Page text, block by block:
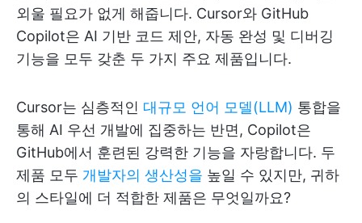
외울 필요가 없게 해줍니다. Cursor와 GitHub
Copilot은 AI 기반 코드 제안, 자동 완성 및 디버깅
기능을 모두 갖춘 두 가지 주요 제품입니다.
Cursor는 심층적인 대규모 언어 모델(LLM) 통합을
통해 AI 우선 개발에 집중하는 반면, Copilot은
GitHub에서 훈련된 강력한 기능을 자랑합니다. 두
제품 모두 개발자의 생산성을 높일 수 있지만, 귀하
의 스타일에 더 적합한 제품은 무엇일까요?